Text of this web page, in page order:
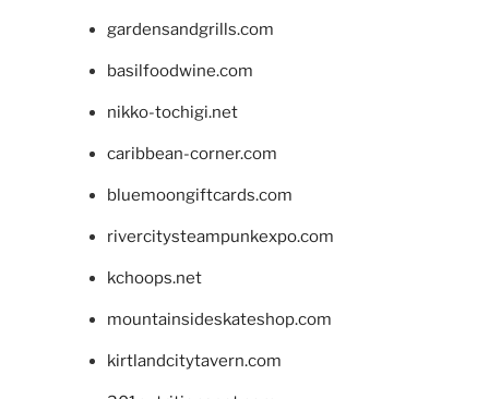
gardensandgrills.com
basilfoodwine.com
nikko-tochigi.net
caribbean-corner.com
bluemoongiftcards.com
rivercitysteampunkexpo.com
kchoops.net
mountainsideskateshop.com
kirtlandcitytavern.com